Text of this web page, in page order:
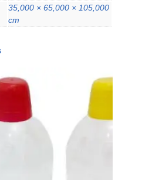
35,000 × 65,000 × 105,000
cm